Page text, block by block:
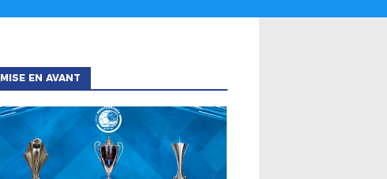
MISE EN AVANT